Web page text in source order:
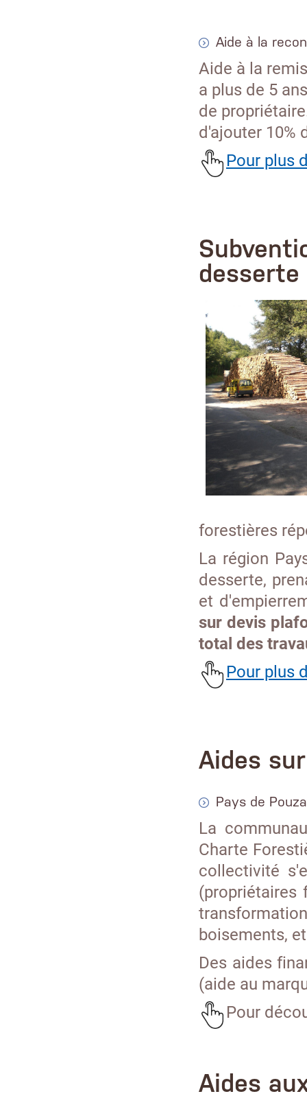
Aide à la
Aide à la
a plus de 5
de
d'ajouter 10%
Pour plus
forestières
La région
desserte,
et
sur devis
total des
Pour plus
Aides
Pays de
La
Charte
collectivité
(propriétaires
boisements,
Des aides
(aide au
Pour
Aides